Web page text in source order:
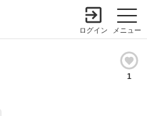
メニュー
ログイン
1